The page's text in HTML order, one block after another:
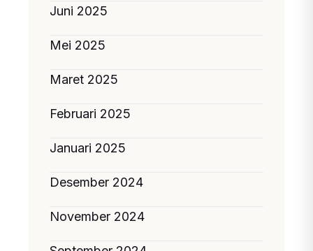
Juni 2025
Mei 2025
Maret 2025
Februari 2025
Januari 2025
Desember 2024
November 2024